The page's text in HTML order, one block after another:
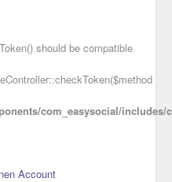
should be compatible
com_easysocial/includes/
Account